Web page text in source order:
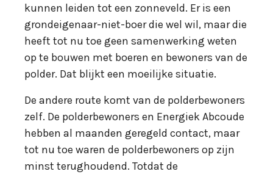
kunnen leiden tot een zonneveld. Er is een
grondeigenaar-niet-boer die wel wil, maar die
heeft tot nu toe geen samenwerking weten
op te bouwen met boeren en bewoners van de
polder. Dat blijkt een moeilijke situatie.
De andere route komt van de polderbewoners
zelf. De polderbewoners en Energiek Abcoude
hebben al maanden geregeld contact, maar
tot nu toe waren de polderbewoners op zijn
minst terughoudend. Totdat de